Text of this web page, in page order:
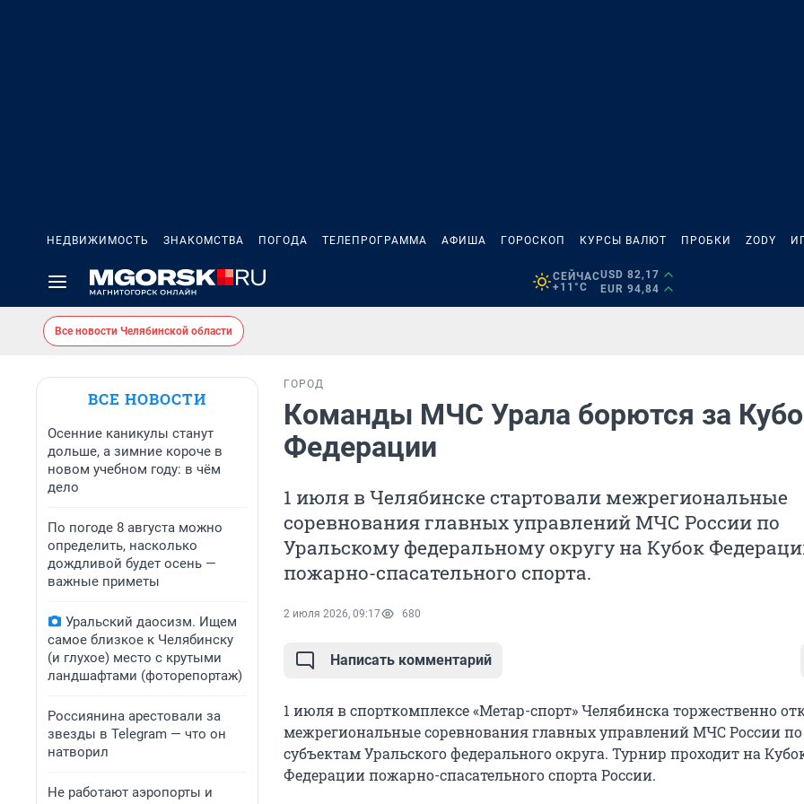
НЕДВИЖИМОСТЬ ЗНАКОМСТВА ПОГОДА ТЕЛЕПРОГРАММА АФИША ГОРОСКОП КУРСЫ ВАЛЮТ ПРОБКИ ZODY
СЕЙЧАС
+11°C
USD 82,17
EUR 94,84
Все новости Челябинской области
ВСЕ НОВОСТИ
Осенние каникулы станут
дольше, а зимние короче в
новом учебном году: в чём
дело
По погоде 8 августа можно
определить, насколько
дождливой будет осень —
важные приметы
Уральский даосизм. Ищем
самое близкое к Челябинску
(и глухое) место с крутыми
ландшафтами (фоторепортаж)
Россиянина арестовали за
звезды в Telegram — что он
натворил
Не работают аэропорты и
ГОРОД
Команды МЧС Урала борются за
Федерации
1 июля в Челябинске стартовали межрегиональные
соревнования главных управлений МЧС России по
Уральскому федеральному округу на Кубок
пожарно-спасательного спорта.
2 июля 2026, 09:17 680
Написать комментарий
1 июля в спорткомплексе «Метар-спорт» Челябинска торжественно
межрегиональные соревнования главных управлений МЧС России по
субъектам Уральского федерального округа. Турнир проходит на
Федерации пожарно-спасательного спорта России.